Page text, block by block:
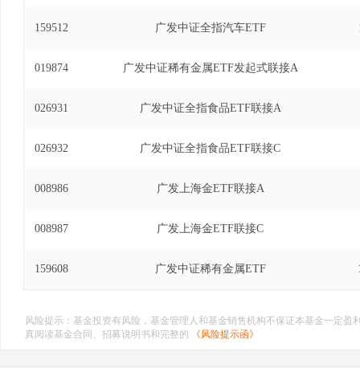
159512 广发中证全指汽车ETF
019874 广发中证稀有金属ETF发起式联接A
026931 广发中证全指食品ETF联接A
026932 广发中证全指食品ETF联接C
008986 广发上海金ETF联接A
008987 广发上海金ETF联接C
159608 广发中证稀有金属ETF
风险提示：基金投资有风险，基金管理人和基金销售机构不保证本基金一定
真阅读基金合同、招募说明书和完整的
《风险提示函》